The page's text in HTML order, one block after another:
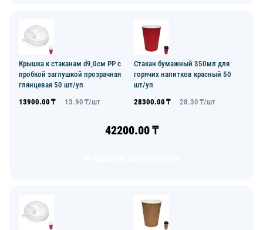
Крышка к стаканам d9,0см PP с
пробкой заглушкой прозрачная
глянцевая 50 шт/уп
13900.00 ₸ 13.90 ₸/шт
Стакан бумажный 350мл для
горячих напитков красный 50
шт/уп
28300.00 ₸ 28.30 ₸/шт
42200.00₸